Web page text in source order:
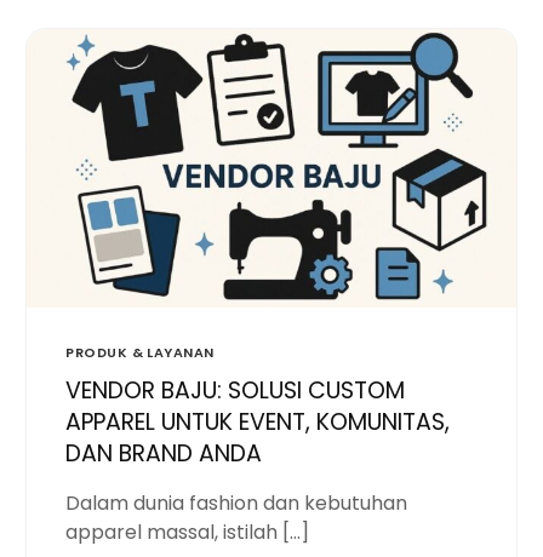
PRODUK & LAYANAN
VENDOR BAJU: SOLUSI CUSTOM
APPAREL UNTUK EVENT, KOMUNITAS,
DAN BRAND ANDA
Dalam dunia fashion dan kebutuhan
apparel massal, istilah […]